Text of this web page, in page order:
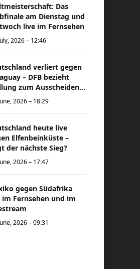
Das
am Dienstag und
live im Fernsehen
2026 – 12:46
verliert gegen
– DFB bezieht
zum Ausscheiden
Weltmeisterschaft
2026 – 18:29
heute live
Elfenbeinküste –
der nächste Sieg?
2026 – 17:47
gegen Südafrika
im Fernsehen und im
2026 – 09:31